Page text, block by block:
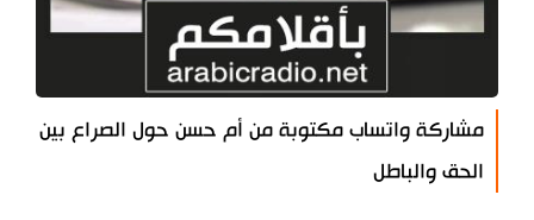
مشاركة واتساب مكتوبة من أم حسن حول الصراع بين
الحق والباطل